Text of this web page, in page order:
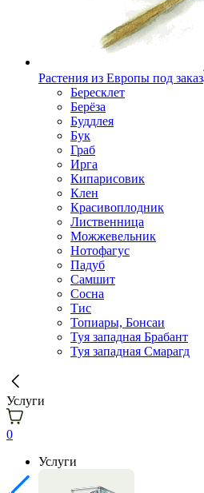
Растения из Европы под заказ
Бересклет
Берёза
Буддлея
Бук
Граб
Ирга
Кипарисовик
Клен
Красивоплодник
Лиственница
Можжевельник
Нотофагус
Падуб
Самшит
Сосна
Тис
Топиары, Бонсаи
Туя западная Брабант
Туя западная Смарагд
Услуги
0
Услуги